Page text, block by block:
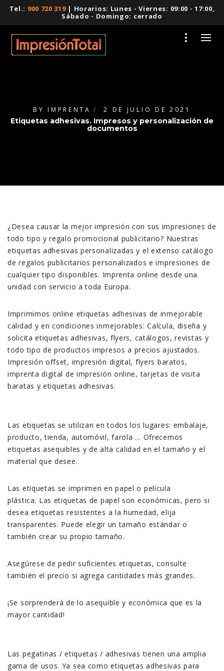
Tel.: 900 720 319| Horarios: Lunes - Viernes: 09:00 - 17:00,
Sábado - Domingo: cerrado
BY IMPRENTA 2 DE JULIO DE 2021
Etiquetas adhesivas. Impresos y personalización de
documentos
¿Desea causar la mejor impresión con sus impresiones de
todo tipo y regalo promocional publicitario? Nuestras
etiquetas adhesivas personalizadas y el extenso catálogo
de regalos publicitarios personalizados e impresiones de
cualquier tipo disponibles. Imprenta online desde una
unidad con servicio a toda Europa.
Imprimimos online etiquetas adhesivas de inmejorable
calidad y en condiciones inmejorables: Calcula, diseña y
solicita etiquetas adhesivas, flyers, catálogos, revistas y
todo tipo de productos impresos a precios ajustados.
Impresión offset, impresión digital, flyers baratos,
imprenta digital de impresión online, tarjetas de visita
baratas y etiquetas adhesivas.
Las etiquetas se utilizan en todos los lugares: embalaje,
producto, tienda, automóvil, farola … Ofrecemos
etiquetas asequibles y de alta calidad en el tamaño y el
material que desee.
Las etiquetas se imprimen en papel o película
plástica. Las etiquetas de papel son económicas, pero si
desea etiquetas resistentes a la humedad, elija
transparentes. Puede elegir un tamaño estándar o
también crear su propio tamaño.
Asegúrese de pedir suficientes etiquetas, consulte
también el precio si agrega cantidades más grandes.
¡Se sorprenderá de lo asequible y económica que es la
mayor cantidad!
Las pegatinas / etiquetas / adhesivas tienen una amplia
gama de usos. Ya sea como etiquetas adhesivas para